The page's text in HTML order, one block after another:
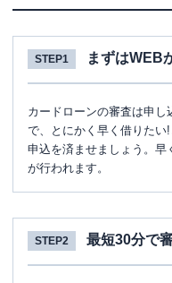
STEP1 まずはWEB
カードローンの審査は申
で、とにかく早く借りたい
申込を済ませましょう。早
が行われます。
STEP2 最短30分で